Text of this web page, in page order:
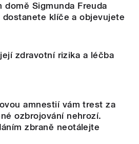
domě Sigmunda Freuda
dostanete klíče a objevujete
zdravotní rizika a léčba
amnestií vám trest za
ozbrojování nehrozí.
zbraně neotálejte